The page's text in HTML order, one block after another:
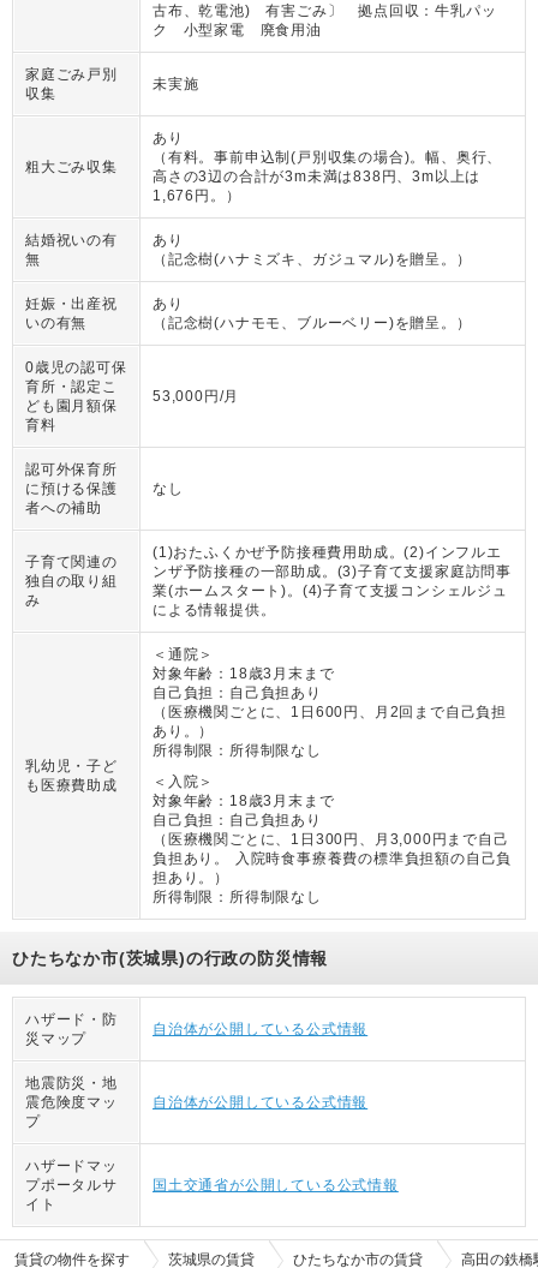
古布、乾電池) 有害ごみ〕 拠点回収：牛乳パッ
ク 小型家電 廃食用油
家庭ごみ戸別
収集
未実施
粗大ごみ収集
あり
（ 有料。事前申込制(戸別収集の場合)。幅、奥行、
高さの3辺の合計が3m未満は838円、3m以上は
1,676円。
）
結婚祝いの有
無
あり
（ 記念樹(ハナミズキ、ガジュマル)を贈呈。 ）
妊娠・出産祝
いの有無
あり
（ 記念樹(ハナモモ、ブルーベリー)を贈呈。 ）
0歳児の認可保
育所・認定こ
ども園月額保
育料
53,000円/月
認可外保育所
に預ける保護
者への補助
なし
子育て関連の
独自の取り組
み
(1)おたふくかぜ予防接種費用助成。(2)インフルエ
ンザ予防接種の一部助成。(3)子育て支援家庭訪問事
業(ホームスタート)。(4)子育て支援コンシェルジュ
による情報提供。
乳幼児・子ど
も医療費助成
＜通院＞
対象年齢： 18歳3月末まで
自己負担： 自己負担あり
（ 医療機関ごとに、1日600円、月2回まで自己負担
あり。
）
所得制限： 所得制限なし
＜入院＞
対象年齢： 18歳3月末まで
自己負担： 自己負担あり
（ 医療機関ごとに、1日300円、月3,000円まで自己
負担あり。 入院時食事療養費の標準負担額の自己負
担あり。
）
所得制限： 所得制限なし
ひたちなか市(茨城県)の行政の防災情報
ハザード・防
災マップ
自治体が公開している公式情報
地震防災・地
震危険度マッ
プ
自治体が公開している公式情報
ハザードマッ
プポータルサ
イト
国土交通省が公開している公式情報
賃貸の物件を探す 茨城県の賃貸 ひたちなか市の賃貸 高田の鉄橋